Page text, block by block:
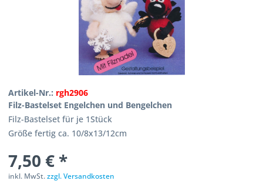
Artikel-Nr.: rgh2906
Filz-Bastelset Engelchen und Bengelchen
Filz-Bastelset für je 1Stück
Größe fertig ca. 10/8x13/12cm
7,50 € *
inkl. MwSt.zzgl. Versandkosten